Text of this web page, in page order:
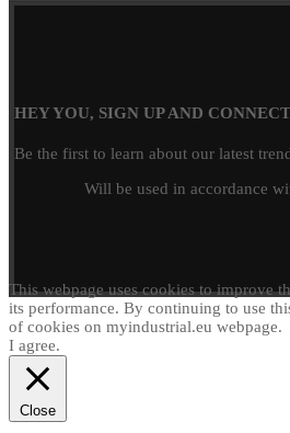
HEY YOU, SIGN UP AND
Be the first to learn about our latest
Will be used in accordance
This webpage uses cookies to improve
its performance. By continuing to use
of cookies on myindustrial.eu webpage.
I agree.
Close